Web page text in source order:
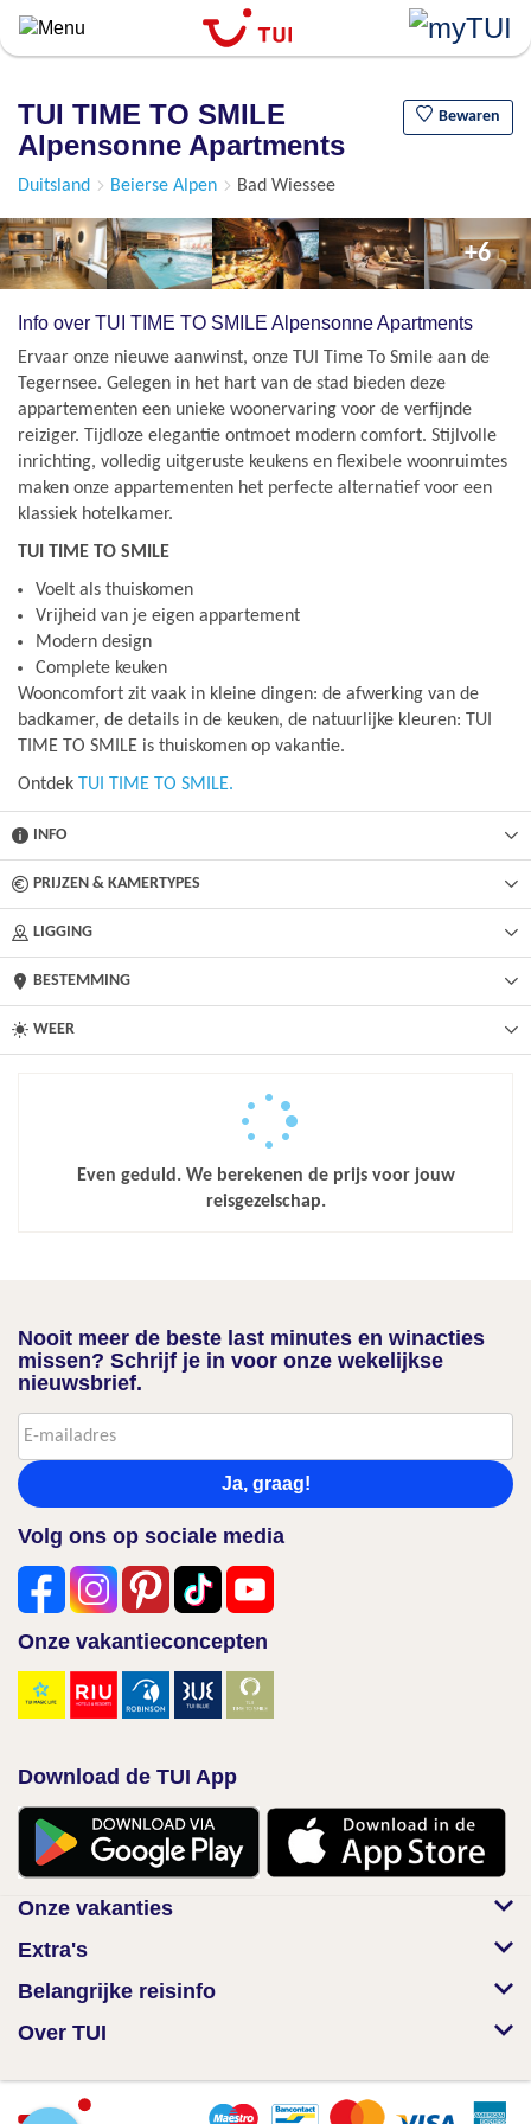
Overslaan
algemene
gaan
TUI TIME TO SMILE
Alpensonne Apartments
Bewaren
Duitsland Beierse Alpen Bad Wiessee
+6
Info over TUI TIME TO SMILE Alpensonne Apartments
Ervaar onze nieuwe aanwinst, onze TUI Time To Smile aan de
Tegernsee. Gelegen in het hart van de stad bieden deze
appartementen een unieke woonervaring voor de verfijnde
reiziger. Tijdloze elegantie ontmoet modern comfort. Stijlvolle
inrichting, volledig uitgeruste keukens en flexibele woonruimtes
maken onze appartementen het perfecte alternatief voor een
klassiek hotelkamer.
TUI TIME TO SMILE
Voelt als thuiskomen
Vrijheid van je eigen appartement
Modern design
Complete keuken
Wooncomfort zit vaak in kleine dingen: de afwerking van de
badkamer, de details in de keuken, de natuurlijke kleuren: TUI
TIME TO SMILE is thuiskomen op vakantie.
Ontdek TUI TIME TO SMILE.
INFO
PRIJZEN & KAMERTYPES
LIGGING
BESTEMMING
WEER
Even geduld. We berekenen de prijs voor jouw
reisgezelschap.
Nooit meer de beste last minutes en winacties
missen? Schrijf je in voor onze wekelijkse
nieuwsbrief.
Ja, graag!
Volg ons op sociale media
Onze vakantieconcepten
Download de TUI App
Onze vakanties
Extra's
Belangrijke reisinfo
Over TUI